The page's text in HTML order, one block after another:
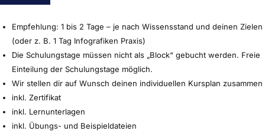
Empfehlung: 1 bis 2 Tage – je nach Wissensstand und deinen Zielen
(oder z. B. 1 Tag Infografiken Praxis)
Die Schulungstage müssen nicht als „Block“ gebucht werden. Freie
Einteilung der Schulungstage möglich.
Wir stellen dir auf Wunsch deinen individuellen Kursplan zusammen
inkl. Zertifikat
inkl. Lernunterlagen
inkl. Übungs- und Beispieldateien